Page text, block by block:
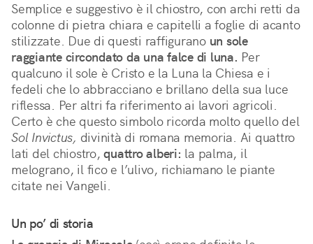
Semplice e suggestivo è il chiostro, con archi retti da
colonne di pietra chiara e capitelli a foglie di acanto
stilizzate. Due di questi raffigurano un sole
raggiante circondato da una falce di luna. Per
qualcuno il sole è Cristo e la Luna la Chiesa e i
fedeli che lo abbracciano e brillano della sua luce
riflessa. Per altri fa riferimento ai lavori agricoli.
Certo è che questo simbolo ricorda molto quello del
Sol Invictus, divinità di romana memoria. Ai quattro
lati del chiostro,quattro alberi: la palma, il
melograno, il fico e l’ulivo, richiamano le piante
citate nei Vangeli.
Un po’ di storia